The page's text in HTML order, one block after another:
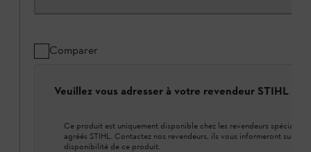
Comparer
Veuillez vous adresser à votre revendeur STIHL
Ce produit est uniquement disponible chez les revendeurs spécialisés
agréés STIHL. Contactez nos revendeurs, ils vous informeront sur la
disponibilité de ce produit.